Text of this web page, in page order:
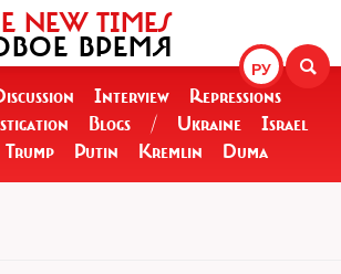
РУ
NEW TIMES
ВРЕМЯ
Interview
Repressions
Blogs / Ukraine
Israel
Trump Putin Kremlin Duma